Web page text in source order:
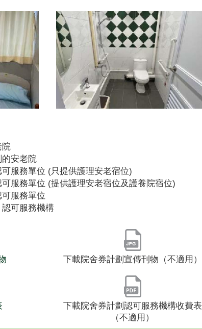
院
安老院
服務單位 (只提供護理安老宿位)
服務單位 (提供護理安老宿位及護養院宿位)
服務單位
認可服務機構
下載院舍券計劃宣傳刊物（不適用）
下載院舍券計劃認可服務機構收費表
（不適用）